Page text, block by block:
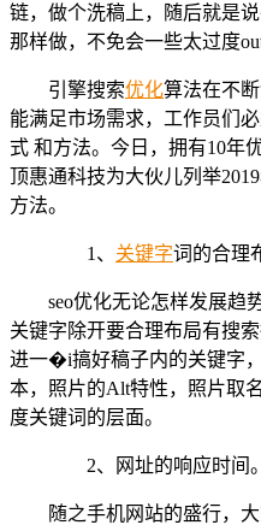
链，做个洗稿上，随后就是
那样做，不免会一些太过度out
引擎搜索优化算法在不
能满足市场需求，工作员们
式 和方法。今日，拥有10年
顶惠通科技为大伙儿列举
方法。
1、 关键字词的合理
seo优化无论怎样发展趋势
关键字除开要合理布局有搜
进一�i搞好稿子内的关键字
本，照片的Alt特性，照片取
度关键词的层面。
2、网址的响应时
随之手机网站的盛行，